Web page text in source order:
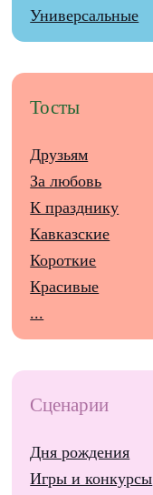
Универсальные
Тосты
Друзьям
За любовь
К празднику
Кавказские
Короткие
Красивые
...
Сценарии
Дня рождения
Игры и конкурсы